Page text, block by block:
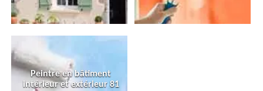
Peintre en bâtiment
intérieur et extérieur 81